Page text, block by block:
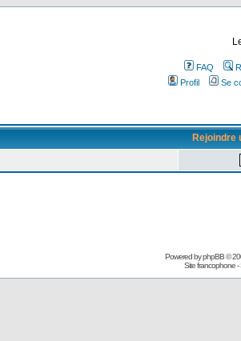
FAQ
Profil
Se
Rejoindre
Powered byphpBB©
Site francophone-